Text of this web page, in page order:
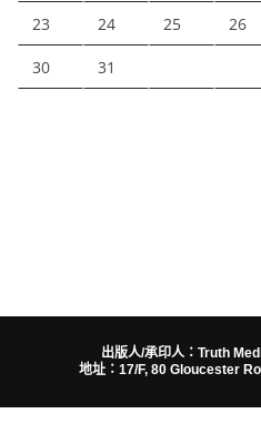
23 24 25 26
30 31
出版人/承印人：Truth
地址：17/F, 80 Gloucester